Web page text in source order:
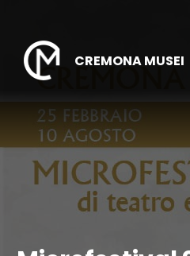
CREMONA MUSEI